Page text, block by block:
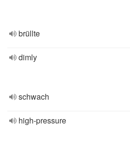
brüllte
dimly
schwach
high-pressure